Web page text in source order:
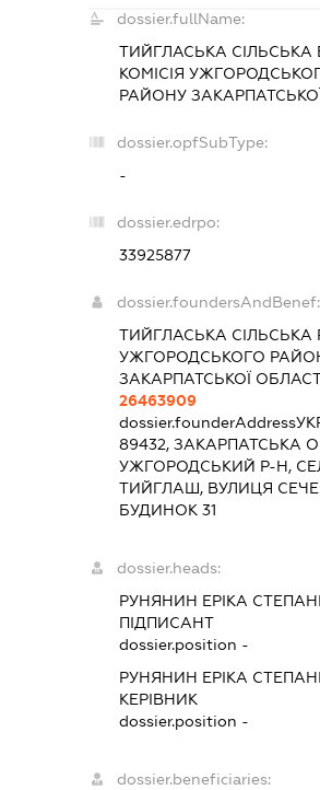
dossier.fullName:
ТИЙГЛАСЬКА
КОМІСІЯ
РАЙОНУ
dossier.opfSubType:
-
dossier.edrpo:
33925877
dossier.foundersAndBenef:
ТИЙГЛАСЬКА СІЛЬСЬКА
УЖГОРОДСЬКОГО
ЗАКАРПАТСЬКОЇ
26463909
dossier.founderAddress
89432, ЗАКАРПАТСЬКА
УЖГОРОДСЬКИЙ Р-Н,
ТИЙГЛАШ, ВУЛИЦЯ
БУДИНОК 31
dossier.heads:
РУНЯНИН ЕРІКА
ПІДПИСАНТ
dossier.position -
РУНЯНИН ЕРІКА
КЕРІВНИК
dossier.position -
dossier.beneficiaries: